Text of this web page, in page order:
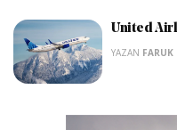
United
YAZAN FARUK